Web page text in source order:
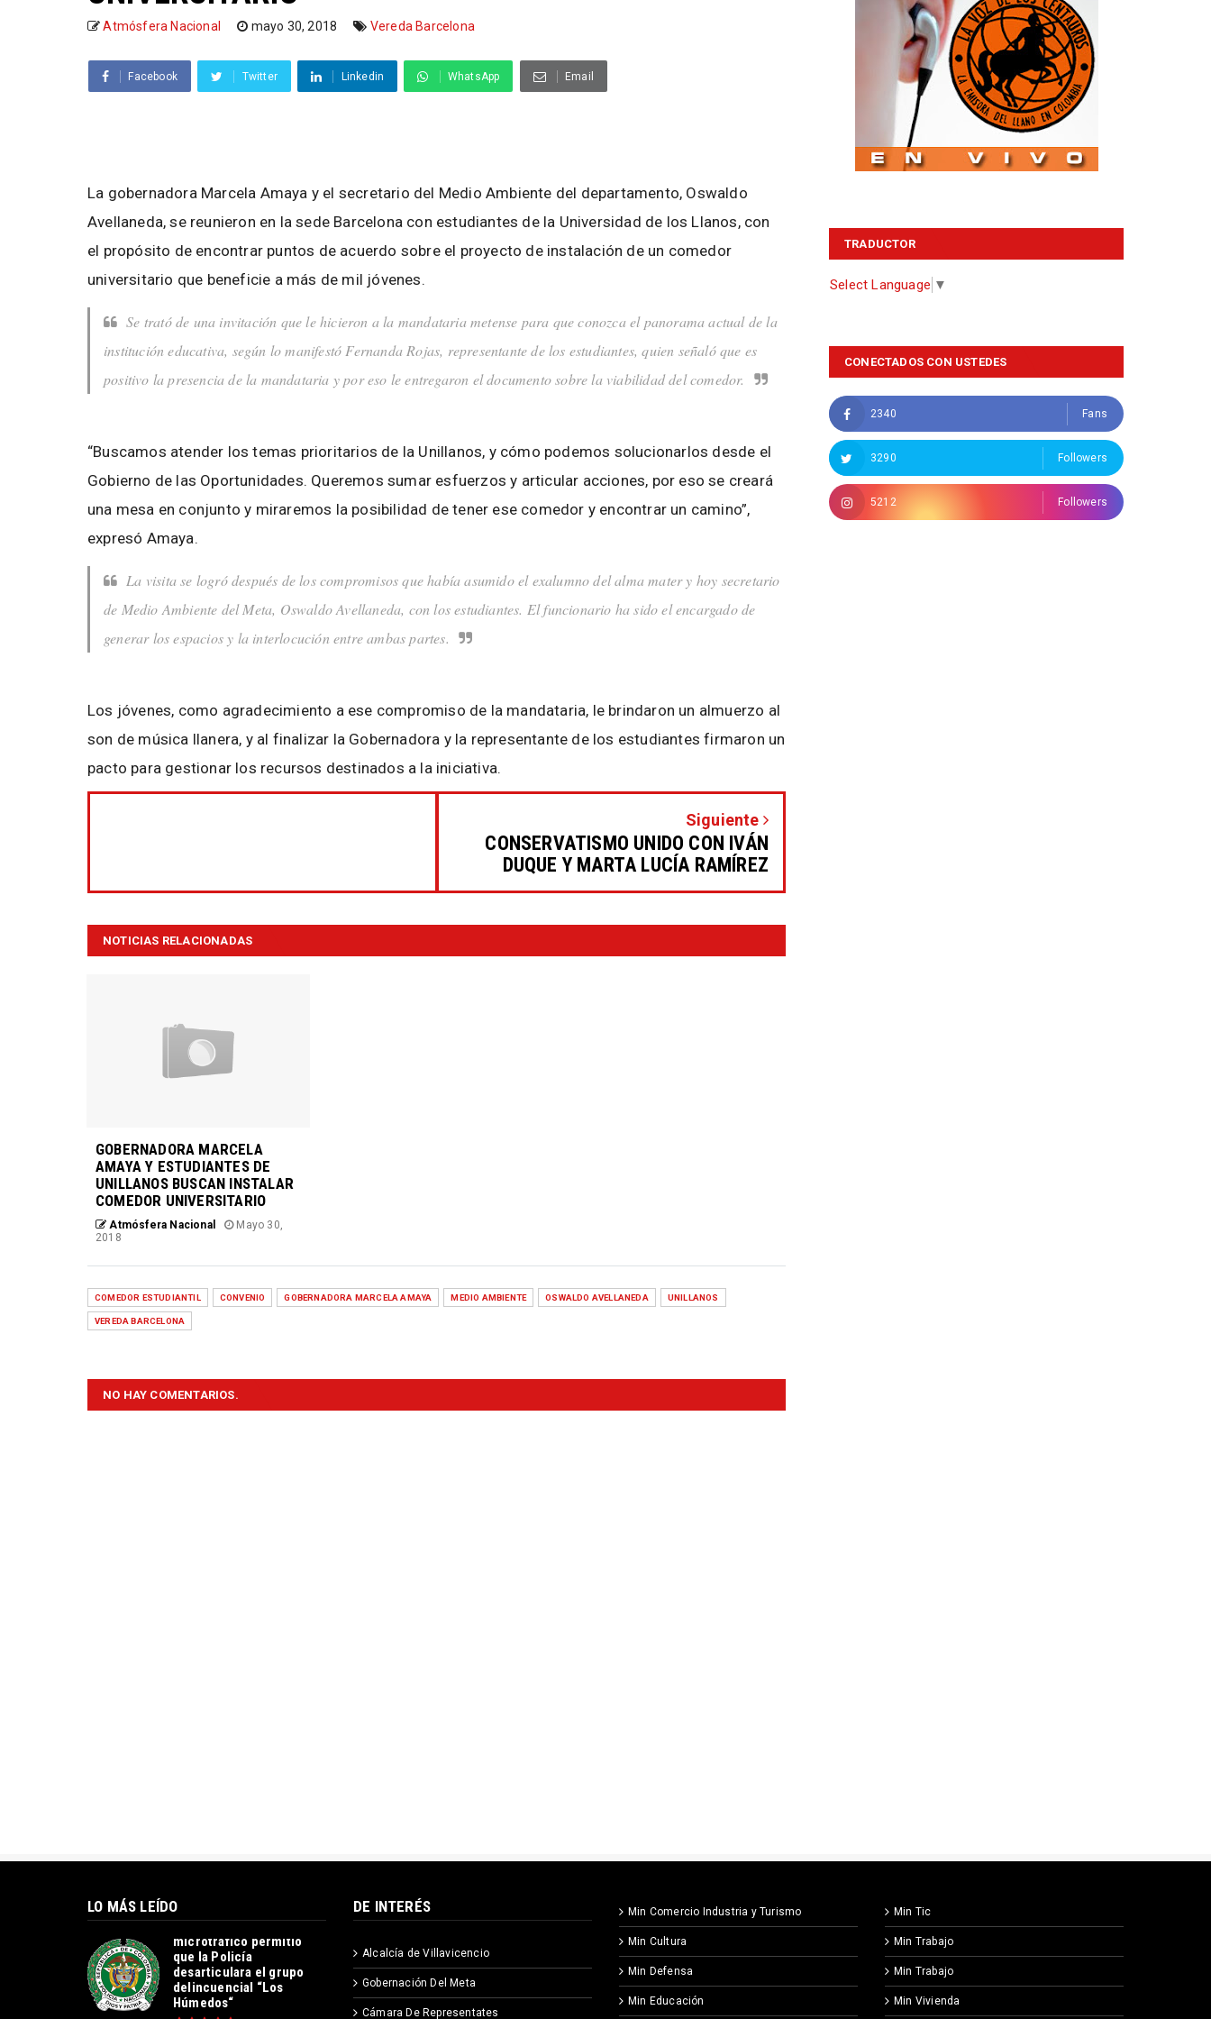
Atmósfera Nacional mayo 30, 2018 Vereda Barcelona
Facebook Twitter Linkedin WhatsApp Email
La gobernadora Marcela Amaya y el secretario del Medio Ambiente del departamento, Oswaldo
Avellaneda, se reunieron en la sede Barcelona con estudiantes de la Universidad de los Llanos, con
el propósito de encontrar puntos de acuerdo sobre el proyecto de instalación de un comedor
universitario que beneficie a más de mil jóvenes.
Se trató de una invitación que le hicieron a la mandataria metense para que conozca el panorama actual de la
institución educativa, según lo manifestó Fernanda Rojas, representante de los estudiantes, quien señaló que es
positivo la presencia de la mandataria y por eso le entregaron el documento sobre la viabilidad del comedor.
“Buscamos atender los temas prioritarios de la Unillanos, y cómo podemos solucionarlos desde el
Gobierno de las Oportunidades. Queremos sumar esfuerzos y articular acciones, por eso se creará
una mesa en conjunto y miraremos la posibilidad de tener ese comedor y encontrar un camino”,
expresó Amaya.
La visita se logró después de los compromisos que había asumido el exalumno del alma mater y hoy secretario
de Medio Ambiente del Meta, Oswaldo Avellaneda, con los estudiantes. El funcionario ha sido el encargado de
generar los espacios y la interlocución entre ambas partes.
Los jóvenes, como agradecimiento a ese compromiso de la mandataria, le brindaron un almuerzo al
son de música llanera, y al finalizar la Gobernadora y la representante de los estudiantes firmaron un
pacto para gestionar los recursos destinados a la iniciativa.
Siguiente
CONSERVATISMO UNIDO CON IVÁN
DUQUE Y MARTA LUCÍA RAMÍREZ
NOTICIAS RELACIONADAS
GOBERNADORA MARCELA
AMAYA Y ESTUDIANTES DE
UNILLANOS BUSCAN INSTALAR
COMEDOR UNIVERSITARIO
Atmósfera Nacional
Mayo 30,
2018
COMEDOR ESTUDIANTIL CONVENIO GOBERNADORA MARCELA AMAYA MEDIO AMBIENTE OSWALDO AVELLANEDA UNILLANOS
VEREDA BARCELONA
NO HAY COMENTARIOS.
TRADUCTOR
Select Language ▼
CONECTADOS CON USTEDES
2340 Fans
3290 Followers
5212 Followers
LO MÁS LEÍDO
Operación contra el
microtráfico permitió
que la Policía
desarticulara el grupo
delincuencial “Los
Húmedos“
DE INTERÉS
Alcalcía de Villavicencio
Gobernación Del Meta
Cámara De Representates
Min Comercio Industria y Turismo
Min Cultura
Min Defensa
Min Educación
Min Tic
Min Trabajo
Min Trabajo
Min Vivienda